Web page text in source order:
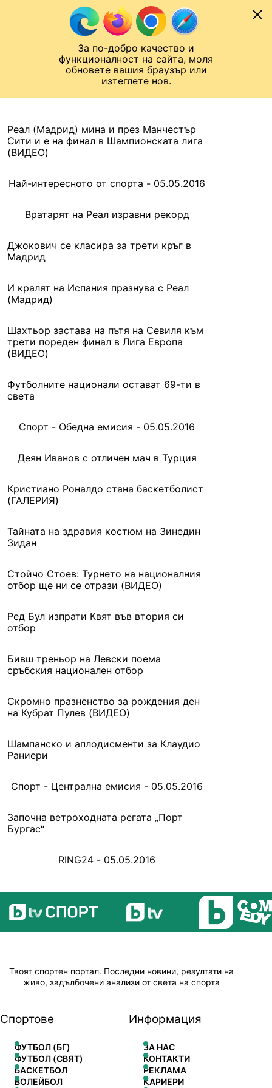
За по-добро качество и
функционалност на сайта, моля
обновете вашия браузър или
изтеглете нов.
Към съдържанието
Лига на Конференциите
Реал (Мадрид) мина и през Манчестър
Сити и е на финал в Шампионската лига
(ВИДЕО)
Най-интересното от спорта - 05.05.2016
Вратарят на Реал изравни рекорд
Джокович се класира за трети кръг в
Мадрид
И кралят на Испания празнува с Реал
(Мадрид)
Шахтьор застава на пътя на Севиля към
трети пореден финал в Лига Европа
(ВИДЕО)
Футболните национали остават 69-ти в
света
Спорт - Обедна емисия - 05.05.2016
Деян Иванов с отличен мач в Турция
Кристиано Роналдо стана баскетболист
(ГАЛЕРИЯ)
Тайната на здравия костюм на Зинедин
Зидан
Стойчо Стоев: Турнето на националния
отбор ще ни се отрази (ВИДЕО)
Ред Бул изпрати Квят във втория си
отбор
Бивш треньор на Левски поема
сръбския национален отбор
Скромно празненство за рождения ден
на Кубрат Пулев (ВИДЕО)
Шампанско и аплодисменти за Клаудио
Раниери
Спорт - Централна емисия - 05.05.2016
Започна ветроходната регата „Порт
Бургас“
RING24 - 05.05.2016
Твоят спортен портал. Последни новини, резултати на
живо, задълбочени анализи от света на спорта
Спортове
ФУТБОЛ (БГ)
ФУТБОЛ (СВЯТ)
БАСКЕТБОЛ
ВОЛЕЙБОЛ
Информация
ЗА НАС
КОНТАКТИ
РЕКЛАМА
КАРИЕРИ